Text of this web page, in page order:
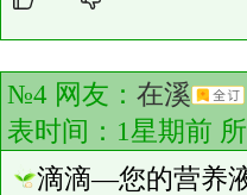
№4 网友： 在溪
表时间：1星期前 所
滴滴—您的营养